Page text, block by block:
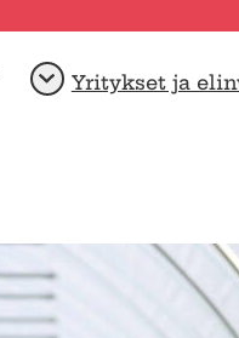
AvaaYritykset ja